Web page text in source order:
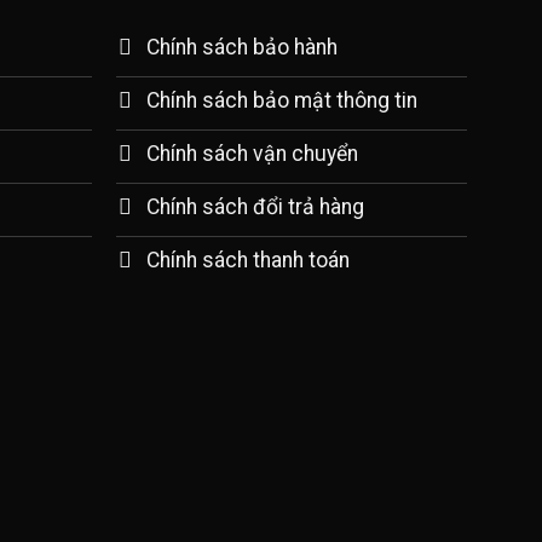
Chính sách bảo hành
Chính sách bảo mật thông tin
Chính sách vận chuyển
Chính sách đổi trả hàng
Chính sách thanh toán